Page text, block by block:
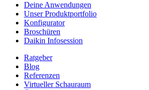
Deine Anwendungen
Unser Produktportfolio
Konfigurator
Broschüren
Daikin Infosession
Ratgeber
Blog
Referenzen
Virtueller Schauraum